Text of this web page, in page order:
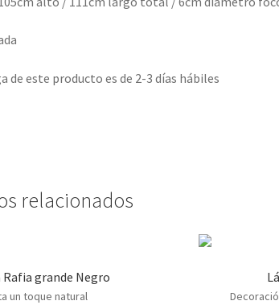
de este producto es de 2-3 días hábiles
relacionados
Rafia grande Negro
un toque natural